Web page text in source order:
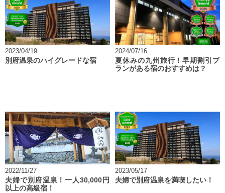
2023/04/19
別府温泉のハイグレードな宿
2024/07/16
夏休みの九州旅行！早期割引プ
ランがある宿のおすすめは？
2022/11/27
夫婦で別府温泉！一人30,000円
以上の高級宿！
2023/05/17
夫婦で別府温泉を満喫したい！